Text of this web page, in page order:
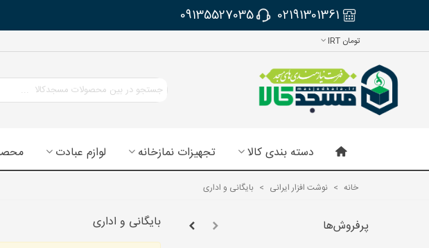
02191301361
09135527035
تومان IRT
دسته بندی کالا تجهیزات نمازخانه لوازم عبادت
خانه > نوشت افزار ایرانی > بایگانی و اداری
پرفروش‌ها بایگانی و اداری